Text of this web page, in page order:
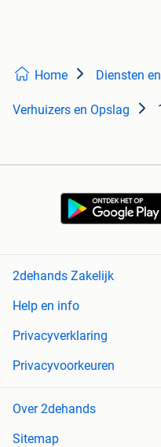
Home Diensten
Verhuizers en Opslag
2dehands Zakelijk
Help en info
Privacyverklaring
Privacyvoorkeuren
Over 2dehands
Sitemap